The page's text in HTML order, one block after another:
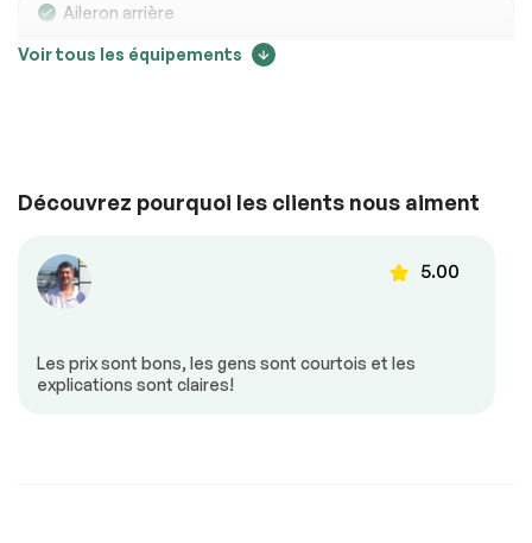
Roues
Freins
*Exemple d’un rapport d’inspection uniquement.
Aileron arrière
automatique
bizone
volant
Détecteur d’angles
morts
Mirroirs –
Clignotants Intégrés
Portes à commande
Voir tous les équipements
21633
21263
Découvrez pourquoi les clients nous aiment
5.00
Les prix sont bons, les gens sont courtois et les
explications sont claires!